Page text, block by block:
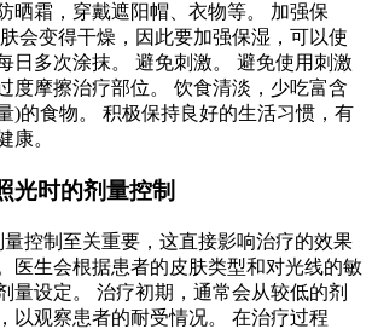
晒霜，穿戴遮阳帽、衣物等。 加强保
会变得干燥，因此要加强保湿，可以使
日多次涂抹。 避免刺激。 避免使用刺激
度摩擦治疗部位。 饮食清淡，少吃富含
)的食物。 积极保持良好的生活习惯，有
康。
光时的剂量控制
控制至关重要，这直接影响治疗的效果
医生会根据患者的皮肤类型和对光线的敏
量设定。 治疗初期，通常会从较低的剂
以观察患者的耐受情况。 在治疗过程